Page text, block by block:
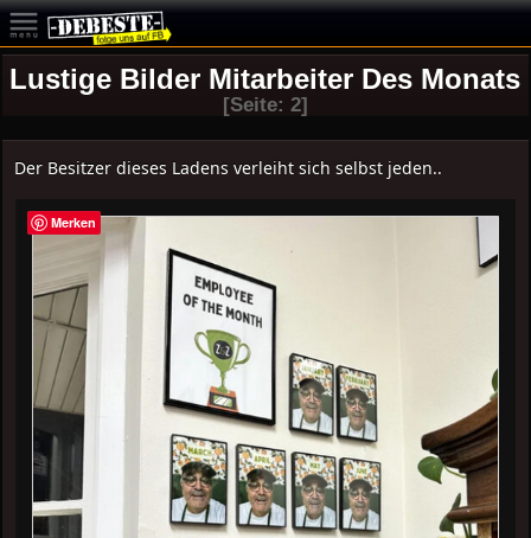
Lustige Bilder Mitarbeiter Des Monats
[Seite: 2]
Der Besitzer dieses Ladens verleiht sich selbst jeden..
Merken